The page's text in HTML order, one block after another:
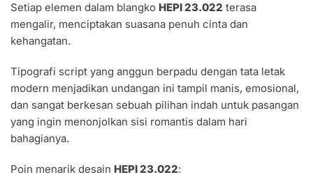
Setiap elemen dalam blangko HEPI 23.022 terasa
mengalir, menciptakan suasana penuh cinta dan
kehangatan.
Tipografi script yang anggun berpadu dengan tata letak
modern menjadikan undangan ini tampil manis, emosional,
dan sangat berkesan sebuah pilihan indah untuk pasangan
yang ingin menonjolkan sisi romantis dalam hari
bahagianya.
Poin menarik desain HEPI 23.022: